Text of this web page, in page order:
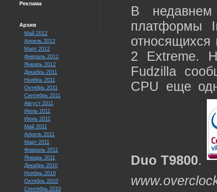
Реклама
Архив
Май 2012
Апрель 2012
Март 2012
Февраль 2012
Январь 2012
Декабрь 2011
Ноябрь 2011
Октябрь 2011
Сентябрь 2011
Август 2011
Июль 2011
Июнь 2011
Май 2011
Апрель 2011
Март 2011
Февраль 2011
Январь 2011
Декабрь 2010
Ноябрь 2010
Октябрь 2010
Сентябрь 2010
В недавнем
платформы
2 Extreme.
Fudzilla
CPU еще
Duo T9800.